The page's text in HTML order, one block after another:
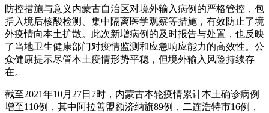
防控措施与意义内蒙古自治区对境外输入病例的严格管控，包
括入境后核酸检测、集中隔离医学观察等措施，有效防止了境
外疫情向本土扩散。此次新增病例的及时报告与处置，也反映
了当地卫生健康部门对疫情监测和应急响应能力的高效性。公
众健康提示尽管本土疫情形势平稳，但境外输入风险持续存
在。
截至2021年10月27日7时，内蒙古本轮疫情累计本土确诊病例
增至110例，其中阿拉善盟额济纳旗89例，二连浩特市16例，